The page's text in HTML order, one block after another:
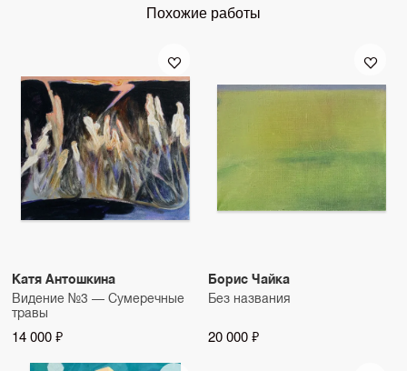
Похожие работы
Катя Антошкина
Видение №3 — Сумеречные
травы
14 000 ₽
Борис Чайка
Без названия
20 000 ₽